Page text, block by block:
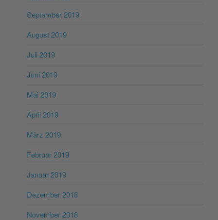
September 2019
August 2019
Juli 2019
Juni 2019
Mai 2019
April 2019
März 2019
Februar 2019
Januar 2019
Dezember 2018
November 2018